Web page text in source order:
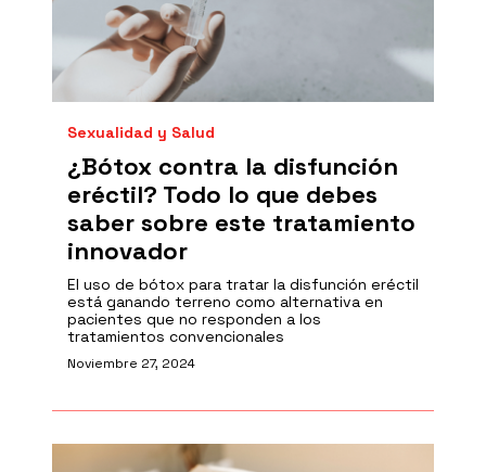
Sexualidad y Salud
¿Bótox contra la disfunción
eréctil? Todo lo que debes
saber sobre este tratamiento
innovador
El uso de bótox para tratar la disfunción eréctil
está ganando terreno como alternativa en
pacientes que no responden a los
tratamientos convencionales
Noviembre 27, 2024